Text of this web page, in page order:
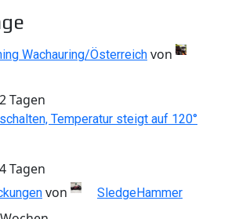
Wachauring/Österreich von
Tagen
Temperatur steigt auf 120°
Tagen
von SledgeHammer